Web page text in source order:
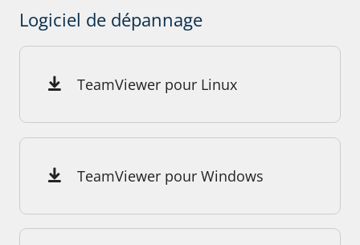
Logiciel de dépannage
TeamViewer pour Windows
TeamViewer pour Linux